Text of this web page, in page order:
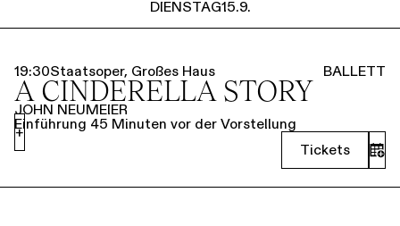
DIENSTAG15.9.
19:30Staatsoper, Großes Haus BALLETT
A CINDERELLA STORY
JOHN NEUMEIER
Einführung 45 Minuten vor der Vorstellung
Tickets
+